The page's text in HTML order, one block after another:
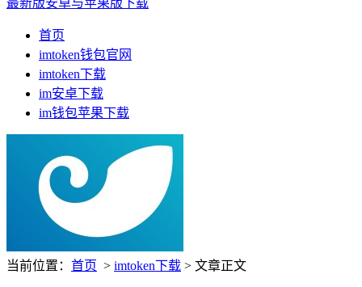
首页
imtoken钱包官网
imtoken下载
im安卓下载
im钱包苹果下载
当前位置： 首页 > imtoken下载 > 文章正文